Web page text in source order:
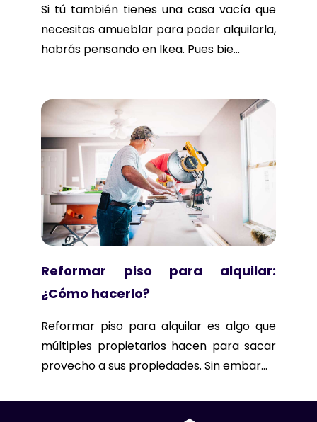
Si tú también tienes una casa vacía que
necesitas amueblar para poder alquilarla,
habrás pensando en Ikea. Pues bie...
Reformar piso para alquilar:
¿Cómo hacerlo?
Reformar piso para alquilar es algo que
múltiples propietarios hacen para sacar
provecho a sus propiedades. Sin embar...